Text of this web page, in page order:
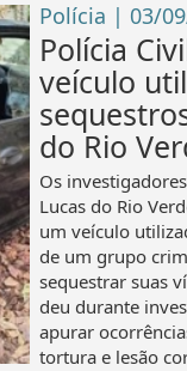
Polícia | 03/
Polícia
veículo
do Rio
Os
Lucas do Rio
um veículo
de um grupo
sequestrar suas
deu durante
apurar
tortura e lesão